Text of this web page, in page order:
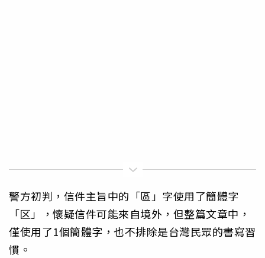
警方初判，信件主旨中的「區」字使用了簡體字
「区」，懷疑信件可能來自境外，但整篇文章中，
僅使用了1個簡體字，也不排除是台灣民眾的書寫習
慣。